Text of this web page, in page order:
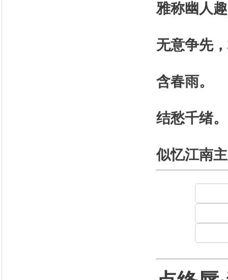
雅称幽人
无意争先
含春雨。
结愁千绪。
似忆江南